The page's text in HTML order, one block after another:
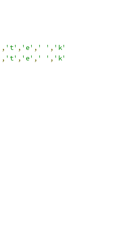
, 't' , 'e' , ' ' , 'k'
, 't' , 'e' , ' ' , 'k'